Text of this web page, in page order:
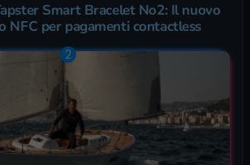
Smart Bracelet No2: Il nuovo
NFC per pagamenti contactless